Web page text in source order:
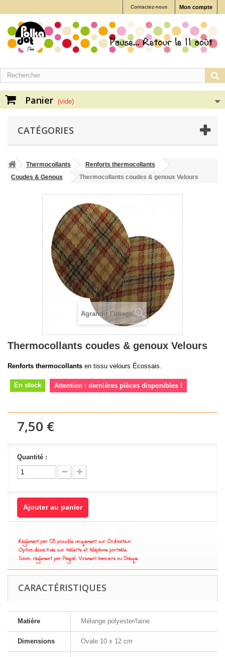
Mon compte
Contactez-nous
Panier (vide)
CATÉGORIES
Thermocollants
Renforts thermocollants
Coudes & Genoux
Thermocollants coudes & genoux Velours
Agrandir l'image
Thermocollants coudes & genoux Velours
Renforts thermocollants en tissu velours Écossais.
En stock Attention : dernières pièces disponibles !
7,50 €
Quantité :
Ajouter au panier
CARACTÉRISTIQUES
Matière Mélange polyester/laine
Dimensions Ovale 10 x 12 cm